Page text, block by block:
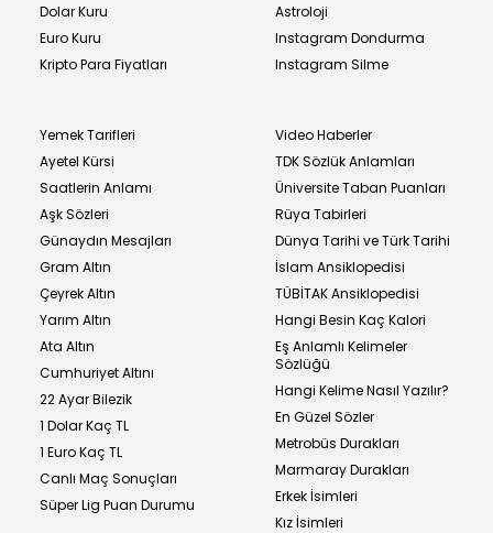
Dolar Kuru
Euro Kuru
Kripto Para Fiyatları
Astroloji
Instagram Dondurma
Instagram Silme
Yemek Tarifleri
Ayetel Kürsi
Saatlerin Anlamı
Aşk Sözleri
Günaydın Mesajları
Gram Altın
Çeyrek Altın
Yarım Altın
Ata Altın
Cumhuriyet Altını
22 Ayar Bilezik
1 Dolar Kaç TL
1 Euro Kaç TL
Canlı Maç Sonuçları
Süper Lig Puan Durumu
Video Haberler
TDK Sözlük Anlamları
Üniversite Taban Puanları
Rüya Tabirleri
Dünya Tarihi ve Türk Tarihi
İslam Ansiklopedisi
TÜBİTAK Ansiklopedisi
Hangi Besin Kaç Kalori
Eş Anlamlı Kelimeler
Sözlüğü
Hangi Kelime Nasıl Yazılır?
En Güzel Sözler
Metrobüs Durakları
Marmaray Durakları
Erkek İsimleri
Kız İsimleri